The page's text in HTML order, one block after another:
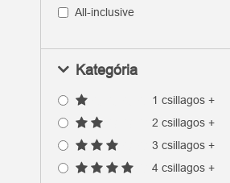
All-inclusive
Kategória
1 csillagos +
2 csillagos +
3 csillagos +
4 csillagos +